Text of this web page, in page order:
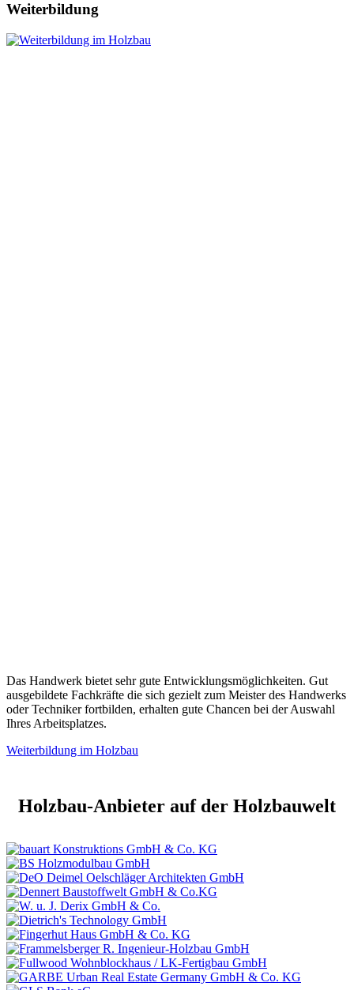
Weiterbildung
Das Handwerk bietet sehr gute Entwicklungsmöglichkeiten. Gut
ausgebildete Fachkräfte die sich gezielt zum Meister des Handwerks
oder Techniker fortbilden, erhalten gute Chancen bei der Auswahl
Ihres Arbeitsplatzes.
Weiterbildung im Holzbau
Holzbau-Anbieter auf der Holzbauwelt